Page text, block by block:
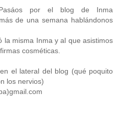
por el blog de Inma
de una semana hablándonos
la misma Inma y al que asistimos
cosméticas.
el lateral del blog (qué poquito
los nervios)